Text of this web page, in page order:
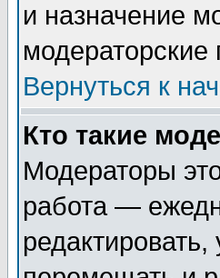
и назначение
Вернуться к
Кто такие
Модераторы
работа —